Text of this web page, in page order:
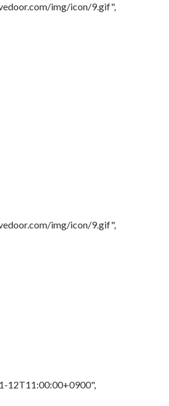
img/icon/9.gif",
img/icon/9.gif",
12T11:00:00+0900",